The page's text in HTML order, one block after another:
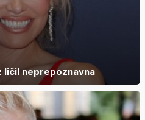
ličil neprepoznavna